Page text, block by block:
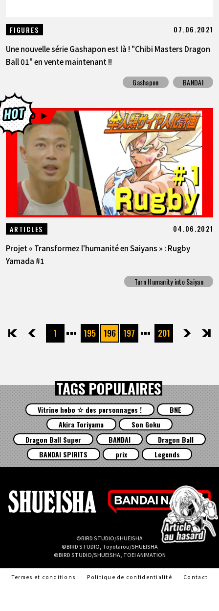
FIGURES 07.06.2021
Une nouvelle série Gashapon est là ! "Chibi Masters Dragon
Ball 01" en vente maintenant !!
Gashapon BANDAI
ARTICLES 04.06.2021
Projet « Transformez l'humanité en Saiyans » : Rugby
Yamada #1
Turn Humanity into Saiyan
先頭 前へ1 195 196 197 201次へ最後
TAGS POPULAIRES
Vitrine hebo ☆ des personnages !
BNE
Akira Toriyama
Son Goku
Dragon Ball Super
BANDAI
Dragon Ball
BANDAI SPIRITS
prix Legends
©BIRD STUDIO/SHUEISHA
©BIRD STUDIO, Toyotarou/SHUEISHA
©BIRD STUDIO/SHUEISHA, TOEI ANIMATION
Termes et conditions Politique de confidentialité Contact